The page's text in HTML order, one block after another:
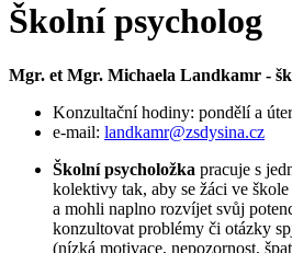
Školní psycholog
Mgr. et Mgr. Michaela Landkamr -
Konzultační hodiny: pondělí a
e-mail: landkamr@zsdysina.cz
Školní psycholožka pracuje s
kolektivy tak, aby se žáci ve
a mohli naplno rozvíjet svůj
konzultovat problémy či otázky
(nízká motivace, nepozornost,